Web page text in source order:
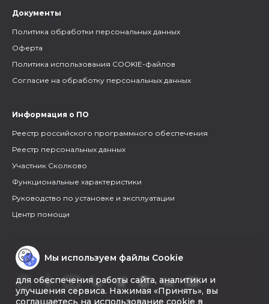
Документы
Политика обработки персональных данных
Оферта
Политика использования COOKIE-файлов
Согласие на обработку персональных данных
Информация о ПО
Реестр российского программного обеспечения
Реестр персональных данных
Участник Сколково
Функциональные характеристики
Руководство по установке и эксплуатации
Центр помощи
Мы используем файлы Cookie
для обеспечения работы сайта, аналитики и
улучшения сервиса. Нажимая «Принять», вы
соглашаетесь на использование cookie в